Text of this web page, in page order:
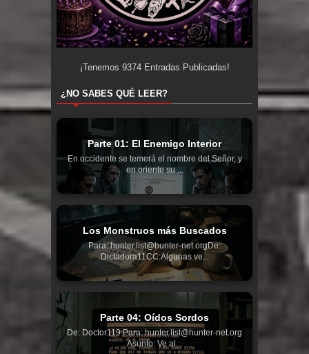
¡Tenemos 9374Entradas Publicadas!
¿NO SABES QUÉ LEER?
Parte 01: El Enemigo Interior
En occidente se temerá el nombre del Señor, y
en oriente su ...
Los Monstruos más Buscados
Para: hunter.list@hunter-net.orgDe:
Dictadora11CC:Algunas ve...
Parte 04: Oídos Sordos
De: Doctor119 Para: hunter.list@hunter-net.org
Asunto: Ve al...